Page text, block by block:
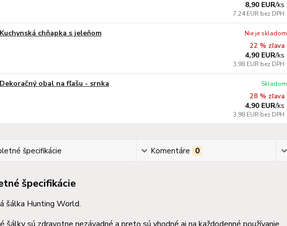
8,90 EUR/ks
7,24 EUR bez DPH
chňapka s jeleňom
22 % zľava
4,90 EUR/ks
3,98 EUR bez DPH
Nie je skladom
obal na fľašu - srnka
28 % zľava
4,90 EUR/ks
3,98 EUR bez DPH
Skladom
špecifikácie Komentáre 0
špecifikácie
šálka Hunting World.